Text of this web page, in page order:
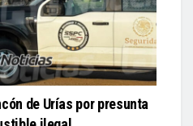
de Urías por presunta